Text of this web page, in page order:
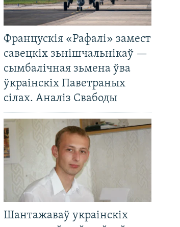
Францускія «Рафалі» замест
савецкіх зьнішчальнікаў —
сымбалічная зьмена ўва
ўкраінскіх Паветраных
сілах. Аналіз Свабоды
Шантажаваў украінскіх